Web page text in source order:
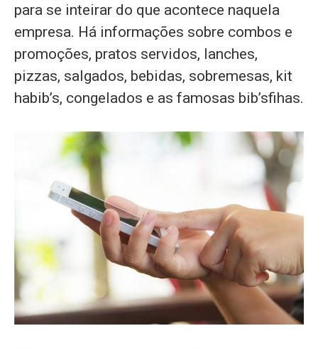
para se inteirar do que acontece naquela
empresa. Há informações sobre combos e
promoções, pratos servidos, lanches,
pizzas, salgados, bebidas, sobremesas, kit
habib’s, congelados e as famosas bib’sfihas.